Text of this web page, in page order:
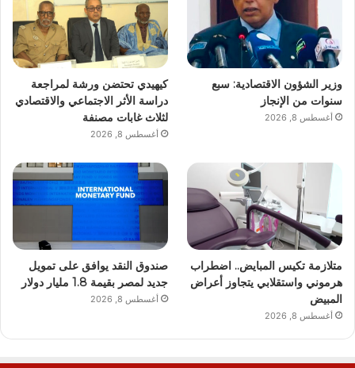
وزير الشؤون الاقتصادية: سبع
سنوات من الإنجاز
أغسطس 8, 2026
كيهيدي تحتضن ورشة لمراجعة
دراسة الأثر الاجتماعي والاقتصادي
لثلاث غابات مصنفة
أغسطس 8, 2026
متلازمة تكيس المبايض.. اضطراب
هرموني واستقلابي يتجاوز أعراض
المبيض
أغسطس 8, 2026
صندوق النقد يوافق على تمويل
جديد لمصر بقيمة 1.8 مليار دولار
أغسطس 8, 2026